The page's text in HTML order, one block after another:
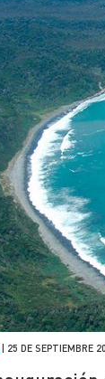
25 DE SEPTIEMBRE